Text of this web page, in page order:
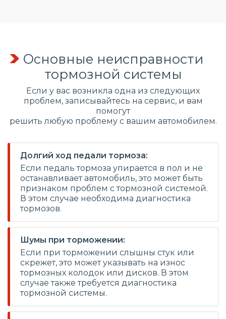
Основные неисправности
тормозной системы
Если у вас возникла одна из следующих
проблем, записывайтесь на сервис, и вам
помогут
решить любую проблему с вашим автомобилем.
Долгий ход педали тормоза:
Если педаль тормоза упирается в пол и не
останавливает автомобиль, это может быть
признаком проблем с тормозной системой.
В этом случае необходима диагностика
тормозов.
Шумы при торможении:
Если при торможении слышны стук или
скрежет, это может указывать на износ
тормозных колодок или дисков. В этом
случае также требуется диагностика
тормозной системы.